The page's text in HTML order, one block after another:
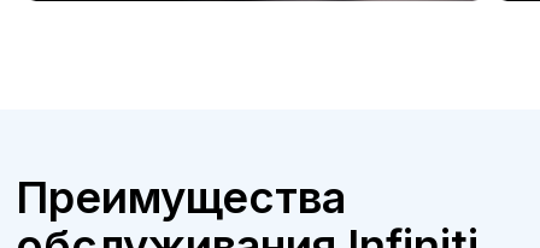
Бесплатная консультация